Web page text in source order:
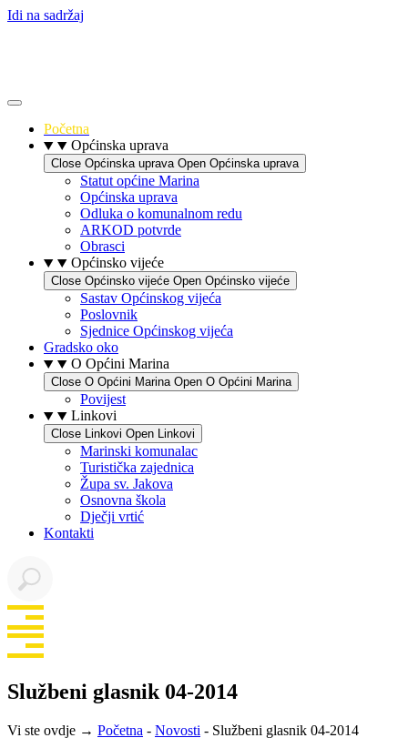
Idi na sadržaj
Početna
Općinska uprava
Close Općinska uprava Open Općinska uprava
Statut općine Marina
Općinska uprava
Odluka o komunalnom redu
ARKOD potvrde
Obrasci
Općinsko vijeće
Close Općinsko vijeće Open Općinsko vijeće
Sastav Općinskog vijeća
Poslovnik
Sjednice Općinskog vijeća
Gradsko oko
O Općini Marina
Close O Općini Marina Open O Općini Marina
Povijest
Linkovi
Close Linkovi Open Linkovi
Marinski komunalac
Turistička zajednica
Župa sv. Jakova
Osnovna škola
Dječji vrtić
Kontakti
Službeni glasnik 04-2014
Vi ste ovdje → Početna - Novosti - Službeni glasnik 04-2014